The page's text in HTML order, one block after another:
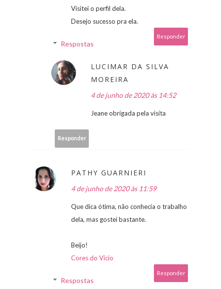
Visitei o perfil dela.
Desejo sucesso pra ela.
Responder
Respostas
LUCIMAR DA SILVA
MOREIRA
4 de junho de 2020 às 14:52
Jeane obrigada pela visita
Responder
PATHY GUARNIERI
4 de junho de 2020 às 11:59
Que dica ótima, não conhecia o trabalho
dela, mas gostei bastante.
Beijo!
Cores do Vício
Responder
Respostas